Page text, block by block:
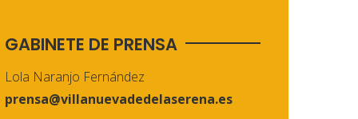
GABINETE DE PRENSA
Lola Naranjo Fernández
prensa@villanuevadedelaserena.es